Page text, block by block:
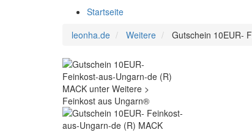
Startseite
leonha.de
Weitere Gutschein 10EUR-